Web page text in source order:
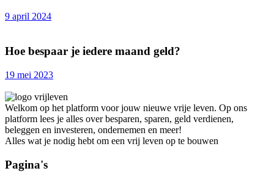
9 april 2024
Hoe bespaar je iedere maand geld?
19 mei 2023
Welkom op het platform voor jouw nieuwe vrije leven. Op ons
platform lees je alles over besparen, sparen, geld verdienen,
beleggen en investeren, ondernemen en meer!
Alles wat je nodig hebt om een vrij leven op te bouwen
Pagina's